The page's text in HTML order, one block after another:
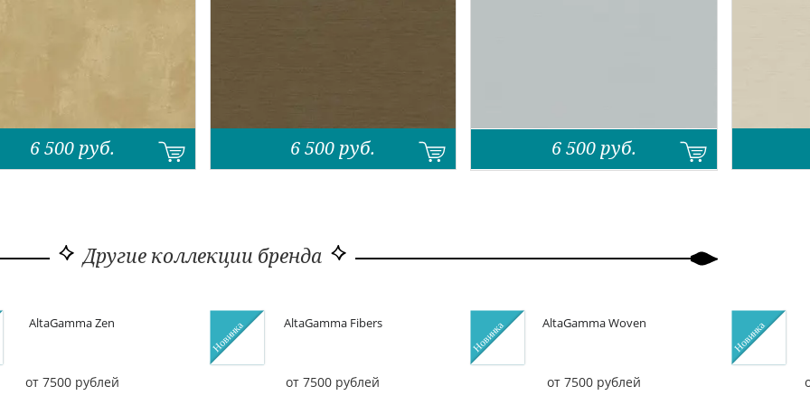
6 500руб. 6 500руб. 6 500руб.
Другие коллекции бренда
AltaGamma Zen
от 7500 рублей
AltaGamma Fibers
от 7500 рублей
AltaGamma Woven
от 7500 рублей